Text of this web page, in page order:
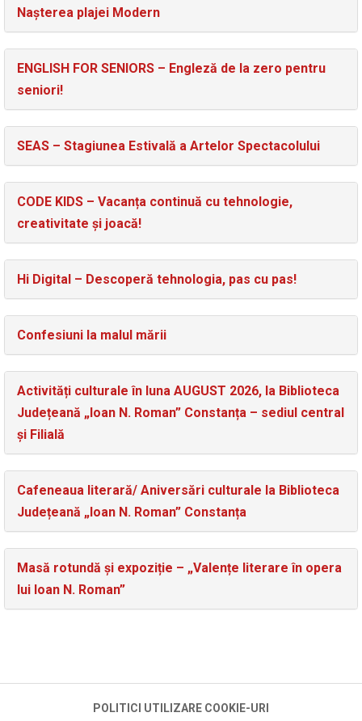
Nașterea plajei Modern
ENGLISH FOR SENIORS – Engleză de la zero pentru
seniori!
SEAS – Stagiunea Estivală a Artelor Spectacolului
CODE KIDS – Vacanța continuă cu tehnologie,
creativitate și joacă!
Hi Digital – Descoperă tehnologia, pas cu pas!
Confesiuni la malul mării
Activități culturale în luna AUGUST 2026, la Biblioteca
Județeană „Ioan N. Roman” Constanța – sediul central
și Filială
Cafeneaua literară/ Aniversări culturale la Biblioteca
Județeană „Ioan N. Roman” Constanța
Masă rotundă și expoziție – „Valențe literare în opera
lui Ioan N. Roman”
POLITICI UTILIZARE COOKIE-URI